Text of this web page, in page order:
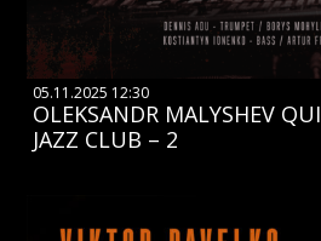
05.11.2025 12:30
OLEKSANDR MALYSHEV
JAZZ CLUB – 2